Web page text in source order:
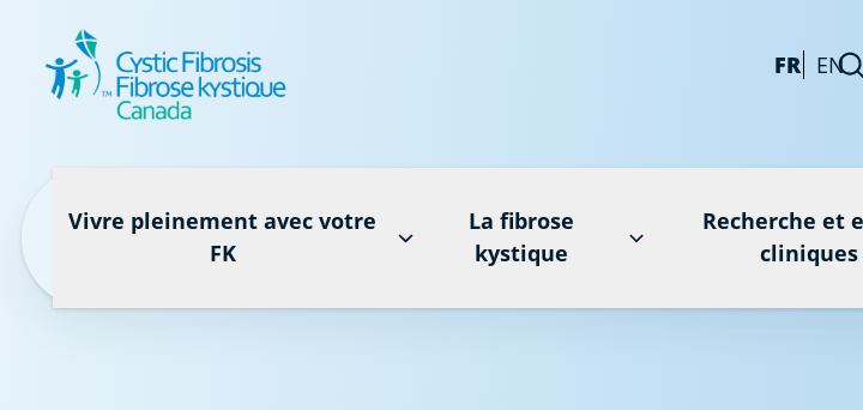
FR EN
Vivre pleinement avec votre
FK
La fibrose
kystique
Recherche et
cliniques